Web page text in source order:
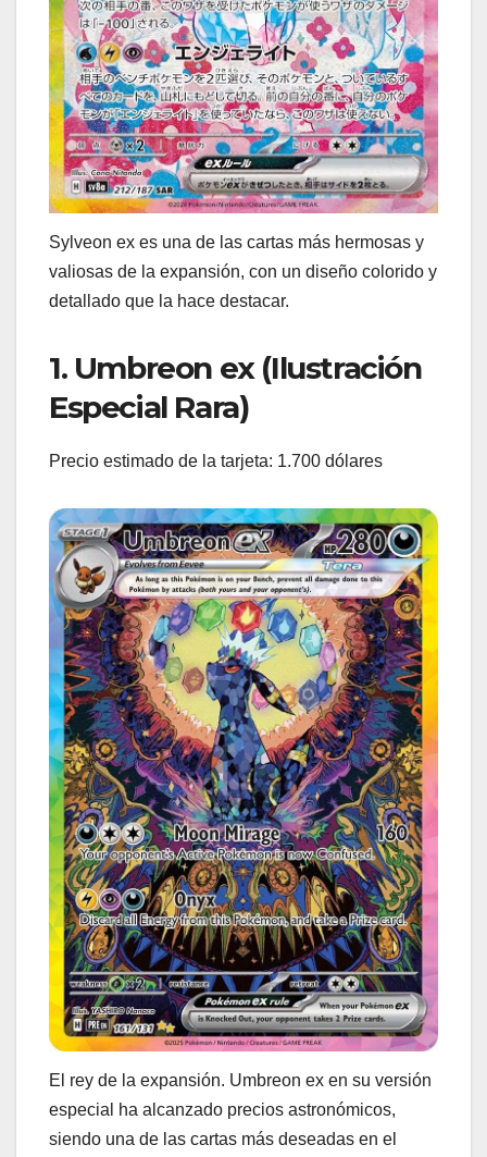
Sylveon ex es una de las cartas más hermosas y
valiosas de la expansión, con un diseño colorido y
detallado que la hace destacar.
1. Umbreon ex (Ilustración
Especial Rara)
Precio estimado de la tarjeta: 1.700 dólares
El rey de la expansión. Umbreon ex en su versión
especial ha alcanzado precios astronómicos,
siendo una de las cartas más deseadas en el